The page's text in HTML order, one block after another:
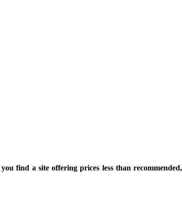
find a site offering prices less than recommended,